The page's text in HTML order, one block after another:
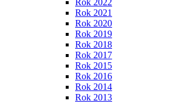
Rok 2022
Rok 2021
Rok 2020
Rok 2019
Rok 2018
Rok 2017
Rok 2015
Rok 2016
Rok 2014
Rok 2013